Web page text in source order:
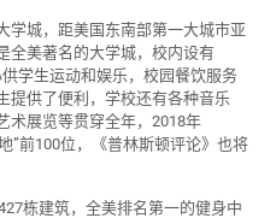
学城，距美国东南部第一大城市亚
全美著名的大学城，校内设有
学生运动和娱乐，校园餐饮服务
提供了便利，学校还有各种音乐
术展览等贯穿全年，2018年
”前100位，《普林斯顿评论》也将
栋建筑，全美排名第一的健身中